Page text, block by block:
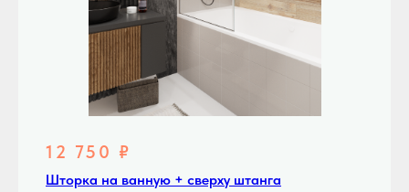
12 750 ₽
Шторка на ванную + сверху штанга